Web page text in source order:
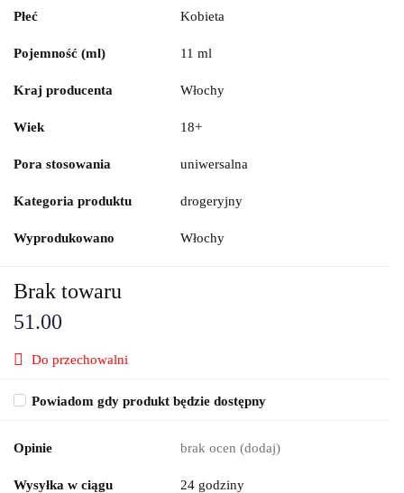
Płeć Kobieta
Pojemność (ml) 11 ml
Kraj producenta Włochy
Wiek 18+
Pora stosowania uniwersalna
Kategoria produktu drogeryjny
Wyprodukowano Włochy
Brak towaru
51.00
Do przechowalni
Powiadom gdy produkt będzie dostępny
Opinie brak ocen (dodaj)
Wysyłka w ciągu 24 godziny